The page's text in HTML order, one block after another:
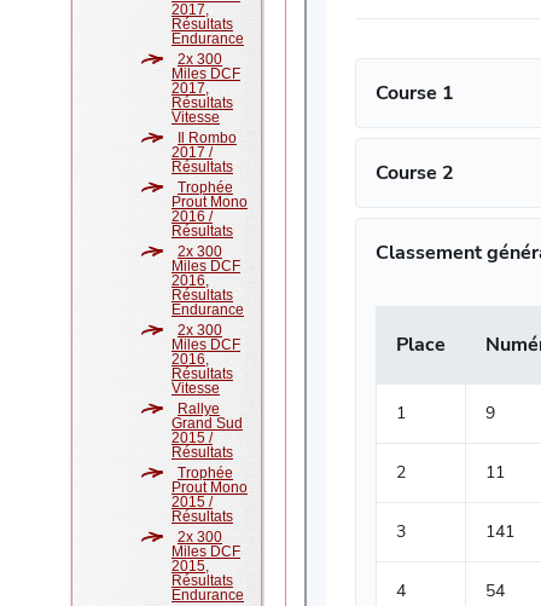
2017,
Résultats
Endurance
2x 300
Miles DCF
2017,
Résultats
Vitesse
Il Rombo
2017 /
Résultats
Trophée
Prout Mono
2016 /
Résultats
2x 300
Miles DCF
2016,
Résultats
Endurance
2x 300
Miles DCF
2016,
Résultats
Vitesse
Rallye
Grand Sud
2015 /
Résultats
Trophée
Prout Mono
2015 /
Résultats
2x 300
Miles DCF
2015,
Résultats
Endurance